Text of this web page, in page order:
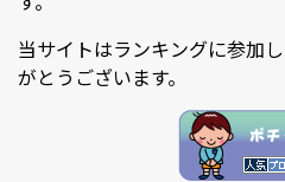
当サイトはランキングに参加
がとうございます。